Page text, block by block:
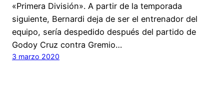
«Primera División». A partir de la temporada
siguiente, Bernardi deja de ser el entrenador del
equipo, sería despedido después del partido de
Godoy Cruz contra Gremio…
3 marzo 2020